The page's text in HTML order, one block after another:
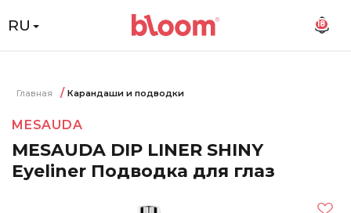
RU 18
Главная Карандаши и подводки
MESAUDA
MESAUDA DIP LINER SHINY
Eyeliner Подводка для глаз